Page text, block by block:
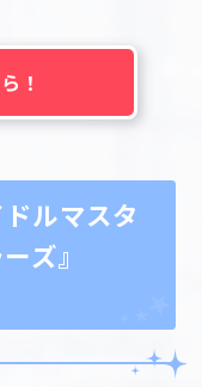
！
ルマスタ
ズ』